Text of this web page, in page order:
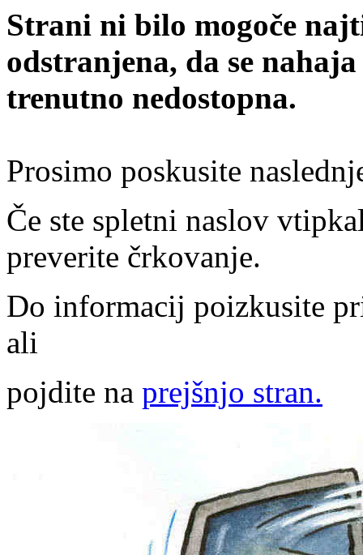
Strani ni bilo mogoče
odstranjena, da se
trenutno nedostopna.
Prosimo poskusite
Če ste spletni naslov
preverite črkovanje.
Do informacij poizkusite
ali
pojdite na prejšnjo stran.